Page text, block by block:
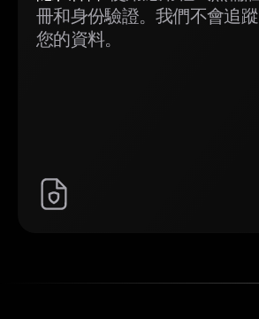
冊和身份驗證。我們不會追蹤
您的資料。